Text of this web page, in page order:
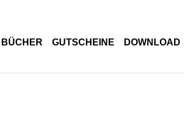
BÜCHER GUTSCHEINE DOWNLOAD